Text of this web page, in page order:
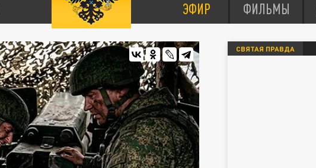
ЭФИР ФИЛЬМЫ
СВЯТАЯ ПРАВДА